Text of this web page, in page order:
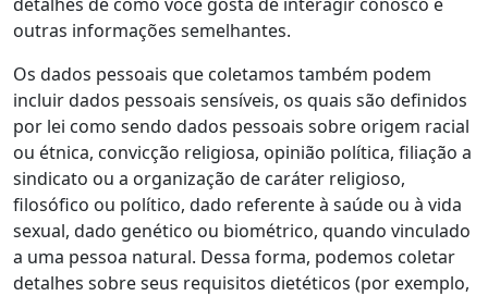
outras informações semelhantes.
Os dados pessoais que coletamos também podem
incluir dados pessoais sensíveis, os quais são definidos
por lei como sendo dados pessoais sobre origem racial
ou étnica, convicção religiosa, opinião política, filiação a
sindicato ou a organização de caráter religioso,
filosófico ou político, dado referente à saúde ou à vida
sexual, dado genético ou biométrico, quando vinculado
a uma pessoa natural. Dessa forma, podemos coletar
detalhes sobre seus requisitos dietéticos (por exemplo,